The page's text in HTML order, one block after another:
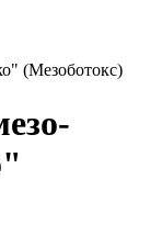
(Мезоботокс)